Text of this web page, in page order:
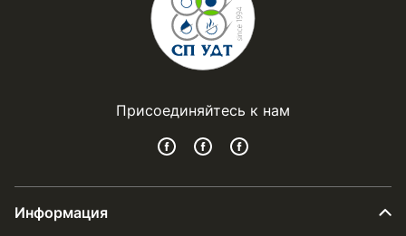
Присоединяйтесь к нам
Информация